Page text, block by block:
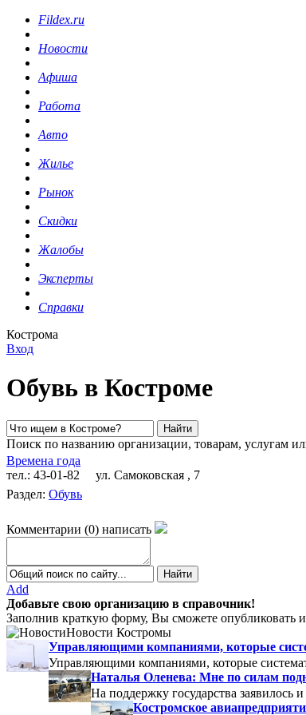
Fildex.ru
Новости
Афиша
Работа
Авто
Жилье
Рынок
Скидки
Жалобы
Эксперты
Справки
Кострома
Вход
Обувь в Костроме
Поиск по названию организации, товарам, услугам
Времена года
тел.: 43-01-82
ул. Самоковская , 7
Раздел: Обувь
Комментарии (0) написать
Add
Добавьте свою организацию в справочник!
Заполнив краткую форму, Вы сможете опубликовать
Новости Костромы
Управляющими компаниями, которые
Управляющими компаниями, которые
Наталья Оленева: Мне по силам
На поддержку государства заявилось
Костромское